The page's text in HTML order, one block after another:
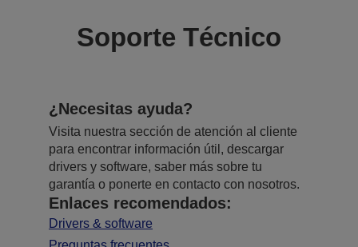
Soporte Técnico
¿Necesitas ayuda?
Visita nuestra sección de atención al cliente
para encontrar información útil, descargar
drivers y software, saber más sobre tu
garantía o ponerte en contacto con nosotros.
Enlaces recomendados:
Drivers & software